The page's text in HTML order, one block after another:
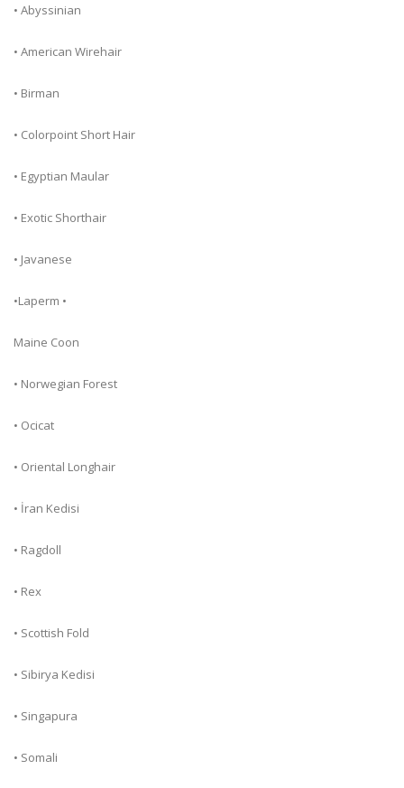
• Abyssinian
• American Wirehair
• Birman
• Colorpoint Short Hair
• Egyptian Maular
• Exotic Shorthair
• Javanese
•Laperm •
Maine Coon
• Norwegian Forest
• Ocicat
• Oriental Longhair
• İran Kedisi
• Ragdoll
• Rex
• Scottish Fold
• Sibirya Kedisi
• Singapura
• Somali